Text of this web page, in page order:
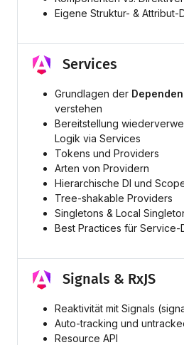
Eigene Struktur- &
Services
Grundlagen der
verstehen
Bereitstellung
Logik via Services
Tokens und Providers
Arten von Providern
Hierarchische DI und
Tree-shakable Providers
Singletons & Local
Best Practices für Service-
Signals & RxJS
Reaktivität mit Signals
Auto-tracking und
Resource API